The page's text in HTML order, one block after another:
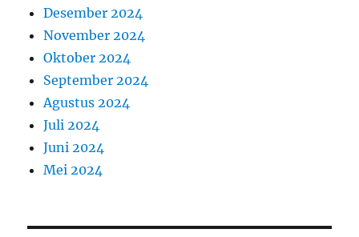
Desember 2024
November 2024
Oktober 2024
September 2024
Agustus 2024
Juli 2024
Juni 2024
Mei 2024